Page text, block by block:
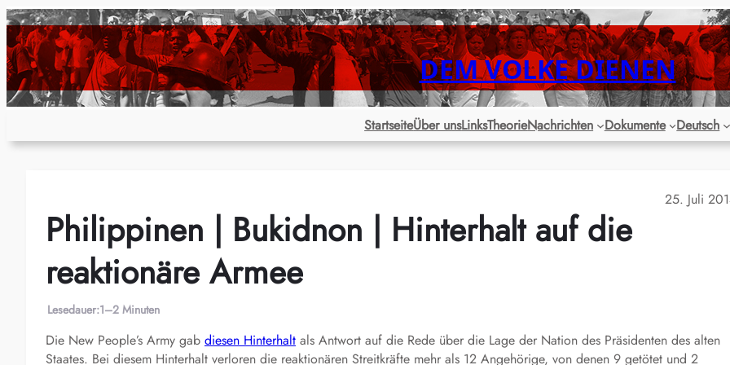
Zum
Inhalt
springen
DEM VOLKE DIENEN
StartseiteÜber unsLinksTheorieNachrichten Dokumente Deutsch
25. Juli
Philippinen | Bukidnon | Hinterhalt auf die
reaktionäre Armee
Lesedauer:1–2 Minuten
Die New People’s Army gab diesen Hinterhalt als Antwort auf die Rede über die Lage der Nation des Präsidenten des alten
Staates. Bei diesem Hinterhalt verloren die reaktionären Streitkräfte mehr als 12 Angehörige, von denen 9 getötet und 2